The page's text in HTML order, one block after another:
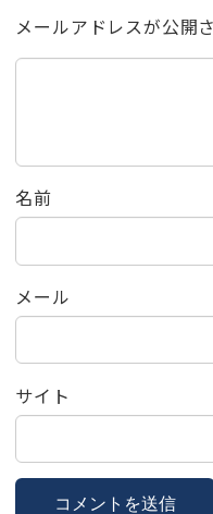
メールアドレスが公開
名前
メール
サイト